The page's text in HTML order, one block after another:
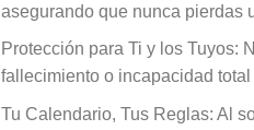
asegurando que nunca pierdas
Protección para Ti y los Tuyos:
fallecimiento o incapacidad
Tu Calendario, Tus Reglas: Al